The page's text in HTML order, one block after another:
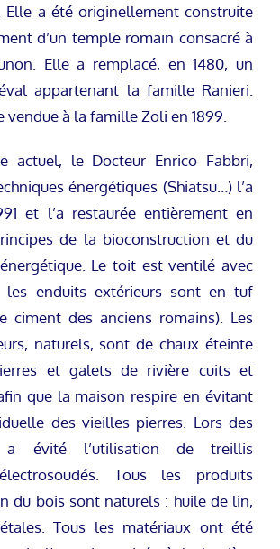
Elle a été originellement construite
d’un temple romain consacré à
Elle a remplacé, en 1480, un
appartenant la famille Ranieri.
vendue à la famille Zoli en 1899.
actuel, le Docteur Enrico Fabbri,
énergétiques (Shiatsu…) l’a
et l’a restaurée entièrement en
de la bioconstruction et du
Le toit est ventilé avec
les enduits extérieurs sont en tuf
ciment des anciens romains). Les
naturels, sont de chaux éteinte
et galets de rivière cuits et
que la maison respire en évitant
des vieilles pierres. Lors des
évité l’utilisation de treillis
Tous les produits
du bois sont naturels : huile de lin,
Tous les matériaux ont été